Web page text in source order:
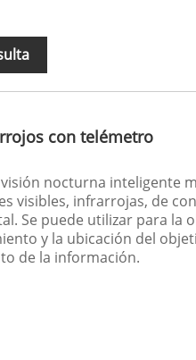
con telémetro
visión nocturna inteligente
visibles, infrarrojas, de
Se puede utilizar para la
y la ubicación del
de la información.